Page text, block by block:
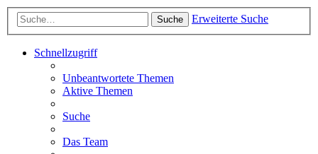
Suche Erweiterte Suche
Schnellzugriff
Unbeantwortete Themen
Aktive Themen
Suche
Das Team